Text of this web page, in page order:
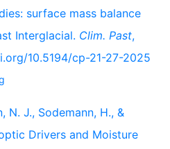
surface mass balance
Interglacial. Clim. Past,
10.5194/cp-21-27-2025
N. J., Sodemann, H., &
Drivers and Moisture